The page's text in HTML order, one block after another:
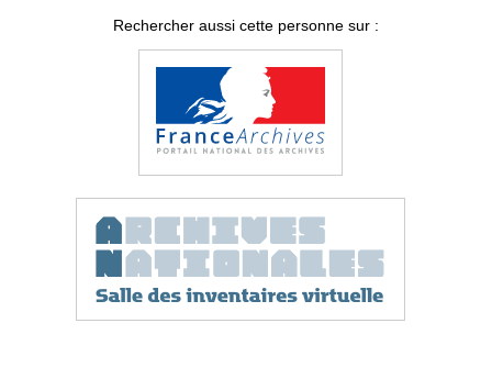
Rechercher aussi cette personne sur :